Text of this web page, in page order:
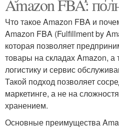
Amazon FBA:
Что такое Amazon FBA и
Amazon FBA (Fulfillment by
которая позволяет
товары на складах Amazon, а
логистику и сервис
Такой подход позволяет
маркетинге, а не на
хранением.
Основные преимущества